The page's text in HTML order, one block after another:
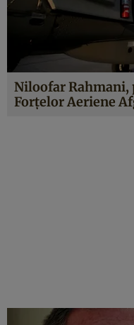
Niloofar Rahmani,
Forțelor Aeriene